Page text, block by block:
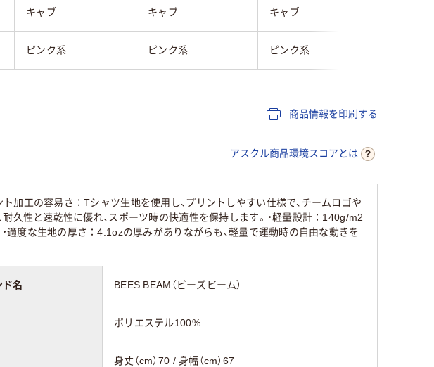
キャブ キャブ キャブ
ピンク系 ピンク系 ピンク系
商品情報を印刷する
アスクル商品環境スコアとは
加工の容易さ：Tシャツ生地を使用し、プリントしやすい仕様で、チームロゴや
久性と速乾性に優れ、スポーツ時の快適性を保持します。・軽量設計：140g/m2
適度な生地の厚さ：4.1ozの厚みがありながらも、軽量で運動時の自由な動きを
ド名 BEES BEAM（ビーズビーム）
ポリエステル100%
身丈（cm）70 / 身幅（cm）67